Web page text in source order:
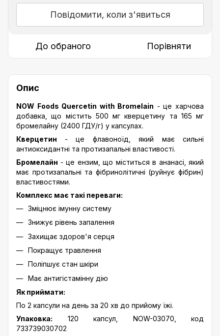
Повідомити, коли з'явиться
До обраного Порівняти
Опис
NOW Foods Quercetin with Bromelain - це харчова
добавка, що містить 500 мг кверцетину та 165 мг
бромелайну (2400 ГДУ/г) у капсулах.
Кверцетин - це флавоноїд, який має сильні
антиоксидантні та протизапальні властивості.
Бромелайн - це ензим, що міститься в ананасі, який
має протизапальні та фібринолітичні (руйнує фібрин)
властивостями.
Комплекс має такі переваги:
Зміцнює імунну систему
Знижує рівень запалення
Захищає здоров'я серця
Покращує травлення
Поліпшує стан шкіри
Має антигістамінну дію
Як приймати:
По 2 капсули на день за 20 хв до прийому їжі.
Упаковка: 120 капсул, NOW-03070, код
733739030702